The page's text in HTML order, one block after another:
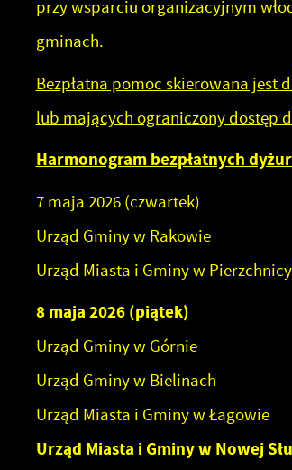
przy wsparciu organizacyjnym
gminach.
Bezpłatna pomoc skierowana jest
lub mających ograniczony dostęp
Harmonogram bezpłatnych
7 maja 2026 (czwartek)
Urząd Gminy w Rakowie
Urząd Miasta i Gminy w Pierzchnicy
8 maja 2026 (piątek)
Urząd Gminy w Górnie
Urząd Gminy w Bielinach
Urząd Miasta i Gminy w Łagowie
Urząd Miasta i Gminy w Nowej